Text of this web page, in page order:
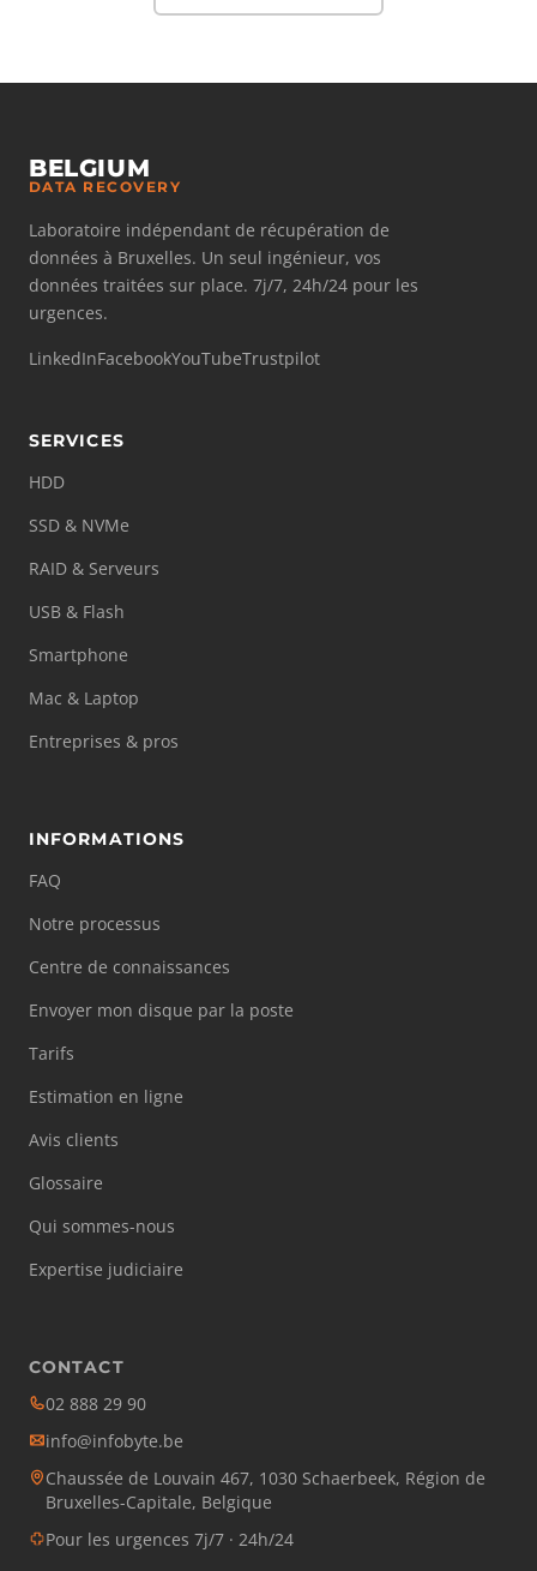
BELGIUM
DATA RECOVERY
Laboratoire indépendant de récupération de
données à Bruxelles. Un seul ingénieur, vos
données traitées sur place. 7j/7, 24h/24 pour les
urgences.
LinkedInFacebookYouTubeTrustpilot
SERVICES
HDD
SSD & NVMe
RAID & Serveurs
USB & Flash
Smartphone
Mac & Laptop
Entreprises & pros
INFORMATIONS
FAQ
Notre processus
Centre de connaissances
Envoyer mon disque par la poste
Tarifs
Estimation en ligne
Avis clients
Glossaire
Qui sommes-nous
Expertise judiciaire
CONTACT
02 888 29 90
info@infobyte.be
Chaussée de Louvain 467, 1030 Schaerbeek, Région de
Bruxelles-Capitale, Belgique
Pour les urgences 7j/7 · 24h/24